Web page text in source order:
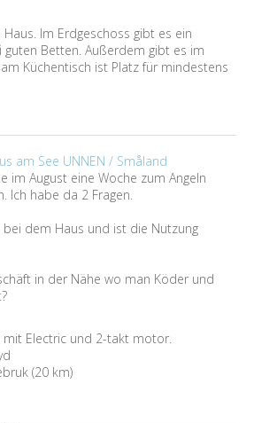
Im Erdgeschoss gibt es ein
guten Betten. Außerdem gibt es im
Küchentisch ist Platz für mindestens
am See UNNEN / Småland
im August eine Woche zum Angeln
Ich habe da 2 Fragen.
dem Haus und ist die Nutzung
in der Nähe wo man Köder und
Electric und 2-takt motor.
(20 km)